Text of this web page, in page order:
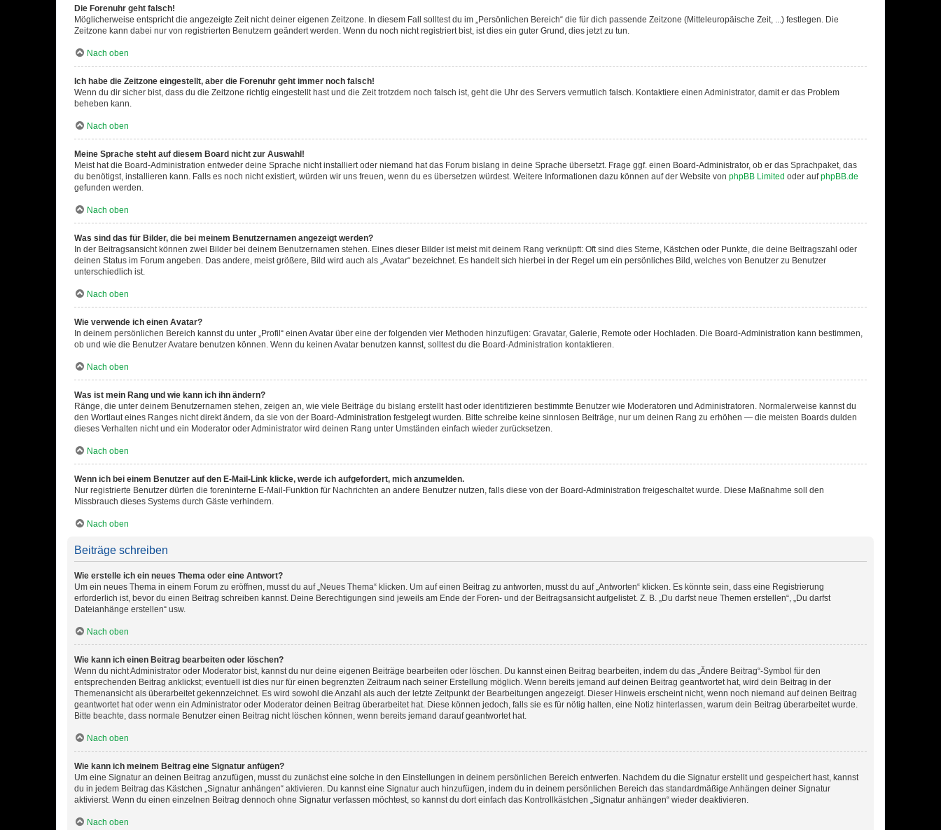
Die Forenuhr geht falsch!
Möglicherweise entspricht die angezeigte Zeit nicht deiner eigenen Zeitzone. In diesem Fall solltest du im „Persönlichen Bereich“ die für dich passende Zeitzone (Mitteleuropäische Zeit, ...) festlegen. Die
Zeitzone kann dabei nur von registrierten Benutzern geändert werden. Wenn du noch nicht registriert bist, ist dies ein guter Grund, dies jetzt zu tun.
Nach oben
Ich habe die Zeitzone eingestellt, aber die Forenuhr geht immer noch falsch!
Wenn du dir sicher bist, dass du die Zeitzone richtig eingestellt hast und die Zeit trotzdem noch falsch ist, geht die Uhr des Servers vermutlich falsch. Kontaktiere einen Administrator, damit er das Problem
beheben kann.
Nach oben
Meine Sprache steht auf diesem Board nicht zur Auswahl!
Meist hat die Board-Administration entweder deine Sprache nicht installiert oder niemand hat das Forum bislang in deine Sprache übersetzt. Frage ggf. einen Board-Administrator, ob er das Sprachpaket, das
du benötigst, installieren kann. Falls es noch nicht existiert, würden wir uns freuen, wenn du es übersetzen würdest. Weitere Informationen dazu können auf der Website von phpBB Limited oder aufphpBB.de
gefunden werden.
Nach oben
Was sind das für Bilder, die bei meinem Benutzernamen angezeigt werden?
In der Beitragsansicht können zwei Bilder bei deinem Benutzernamen stehen. Eines dieser Bilder ist meist mit deinem Rang verknüpft: Oft sind dies Sterne, Kästchen oder Punkte, die deine Beitragszahl oder
deinen Status im Forum angeben. Das andere, meist größere, Bild wird auch als „Avatar“ bezeichnet. Es handelt sich hierbei in der Regel um ein persönliches Bild, welches von Benutzer zu Benutzer
unterschiedlich ist.
Nach oben
Wie verwende ich einen Avatar?
In deinem persönlichen Bereich kannst du unter „Profil“ einen Avatar über eine der folgenden vier Methoden hinzufügen: Gravatar, Galerie, Remote oder Hochladen. Die Board-Administration kann bestimmen,
ob und wie die Benutzer Avatare benutzen können. Wenn du keinen Avatar benutzen kannst, solltest du die Board-Administration kontaktieren.
Nach oben
Was ist mein Rang und wie kann ich ihn ändern?
Ränge, die unter deinem Benutzernamen stehen, zeigen an, wie viele Beiträge du bislang erstellt hast oder identifizieren bestimmte Benutzer wie Moderatoren und Administratoren. Normalerweise kannst du
den Wortlaut eines Ranges nicht direkt ändern, da sie von der Board-Administration festgelegt wurden. Bitte schreibe keine sinnlosen Beiträge, nur um deinen Rang zu erhöhen — die meisten Boards dulden
dieses Verhalten nicht und ein Moderator oder Administrator wird deinen Rang unter Umständen einfach wieder zurücksetzen.
Nach oben
Wenn ich bei einem Benutzer auf den E-Mail-Link klicke, werde ich aufgefordert, mich anzumelden.
Nur registrierte Benutzer dürfen die foreninterne E-Mail-Funktion für Nachrichten an andere Benutzer nutzen, falls diese von der Board-Administration freigeschaltet wurde. Diese Maßnahme soll den
Missbrauch dieses Systems durch Gäste verhindern.
Nach oben
Beiträge schreiben
Wie erstelle ich ein neues Thema oder eine Antwort?
Um ein neues Thema in einem Forum zu eröffnen, musst du auf „Neues Thema“ klicken. Um auf einen Beitrag zu antworten, musst du auf „Antworten“ klicken. Es könnte sein, dass eine Registrierung
erforderlich ist, bevor du einen Beitrag schreiben kannst. Deine Berechtigungen sind jeweils am Ende der Foren- und der Beitragsansicht aufgelistet. Z. B. „Du darfst neue Themen erstellen“, „Du darfst
Dateianhänge erstellen“ usw.
Nach oben
Wie kann ich einen Beitrag bearbeiten oder löschen?
Wenn du nicht Administrator oder Moderator bist, kannst du nur deine eigenen Beiträge bearbeiten oder löschen. Du kannst einen Beitrag bearbeiten, indem du das „Ändere Beitrag“-Symbol für den
entsprechenden Beitrag anklickst; eventuell ist dies nur für einen begrenzten Zeitraum nach seiner Erstellung möglich. Wenn bereits jemand auf deinen Beitrag geantwortet hat, wird dein Beitrag in der
Themenansicht als überarbeitet gekennzeichnet. Es wird sowohl die Anzahl als auch der letzte Zeitpunkt der Bearbeitungen angezeigt. Dieser Hinweis erscheint nicht, wenn noch niemand auf deinen Beitrag
geantwortet hat oder wenn ein Administrator oder Moderator deinen Beitrag überarbeitet hat. Diese können jedoch, falls sie es für nötig halten, eine Notiz hinterlassen, warum dein Beitrag überarbeitet wurde.
Bitte beachte, dass normale Benutzer einen Beitrag nicht löschen können, wenn bereits jemand darauf geantwortet hat.
Nach oben
Wie kann ich meinem Beitrag eine Signatur anfügen?
Um eine Signatur an deinen Beitrag anzufügen, musst du zunächst eine solche in den Einstellungen in deinem persönlichen Bereich entwerfen. Nachdem du die Signatur erstellt und gespeichert hast, kannst
du in jedem Beitrag das Kästchen „Signatur anhängen“ aktivieren. Du kannst eine Signatur auch hinzufügen, indem du in deinem persönlichen Bereich das standardmäßige Anhängen deiner Signatur
aktivierst. Wenn du einen einzelnen Beitrag dennoch ohne Signatur verfassen möchtest, so kannst du dort einfach das Kontrollkästchen „Signatur anhängen“ wieder deaktivieren.
Nach oben